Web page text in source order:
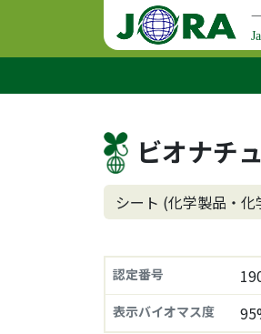
コンテンツへスキップ
メインナビゲーシ
ビオナチ
シート (化学製品・化
認定番号
表示バイオマス度